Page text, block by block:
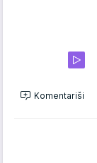
Komentariši